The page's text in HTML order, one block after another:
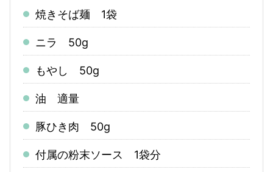
焼きそば麺 1袋
ニラ 50g
もやし 50g
油 適量
豚ひき肉 50g
付属の粉末ソース 1袋分